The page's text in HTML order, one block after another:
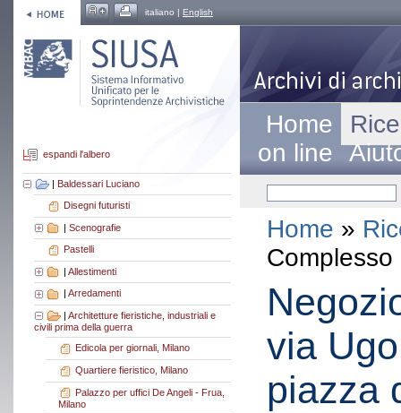
italiano | English
espandi l'albero
| Baldessari Luciano
Disegni futuristi
| Scenografie
Pastelli
| Allestimenti
Arredamenti
| Architetture fieristiche, industriali e
civili prima della guerra
Edicola per giornali, Milano
Quartiere fieristico, Milano
Palazzo per uffici De Angeli - Frua,
Milano
Home
on line
Home »
via
piazza